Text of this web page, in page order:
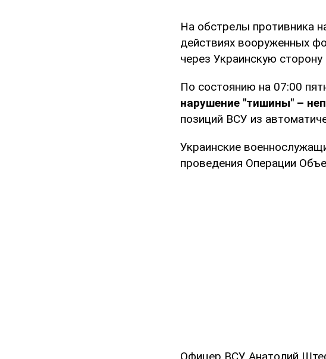
На обстрелы противника
действиях вооруженных
через Украинскую
По состоянию на 07:00
нарушение "тишины" –
позиций ВСУ из
Украинские
проведения Операции